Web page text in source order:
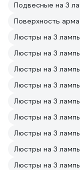
Подвесные на 3
Поверхность
Люстры на 3
Люстры на 3
Люстры на 3
Люстры на 3
Люстры на 3
Люстры на 3
Люстры на 3
Люстры на 3
Люстры на 3